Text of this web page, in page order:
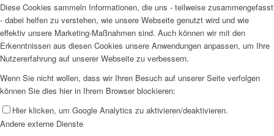
Diese Cookies sammeln Informationen, die uns - teilweise zusammengefasst
- dabei helfen zu verstehen, wie unsere Webseite genutzt wird und wie
effektiv unsere Marketing-Maßnahmen sind. Auch können wir mit den
Erkenntnissen aus diesen Cookies unsere Anwendungen anpassen, um Ihre
Nutzererfahrung auf unserer Webseite zu verbessern.
Wenn Sie nicht wollen, dass wir Ihren Besuch auf unserer Seite verfolgen
können Sie dies hier in Ihrem Browser blockieren:
Hier klicken, um Google Analytics zu aktivieren/deaktivieren.
Andere externe Dienste